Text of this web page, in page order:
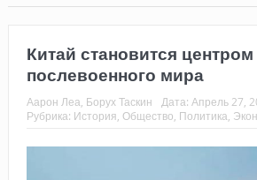
Китай становится центром
послевоенного мира
Аарон Леа, Борух Таскин Дата: Апрель 27,
Рубрика: История Общество Политика